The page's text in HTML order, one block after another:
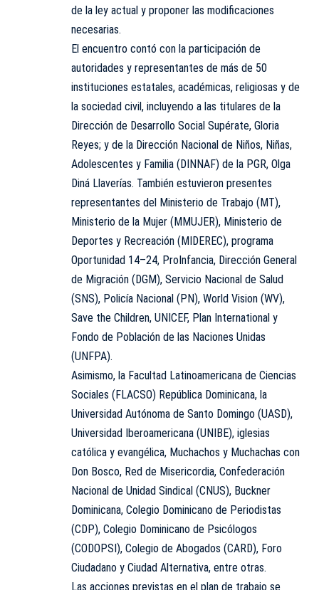
de la ley actual y proponer las modificaciones
necesarias.
El encuentro contó con la participación de
autoridades y representantes de más de 50
instituciones estatales, académicas, religiosas y de
la sociedad civil, incluyendo a las titulares de la
Dirección de Desarrollo Social Supérate, Gloria
Reyes; y de la Dirección Nacional de Niños, Niñas,
Adolescentes y Familia (DINNAF) de la PGR, Olga
Diná Llaverías. También estuvieron presentes
representantes del Ministerio de Trabajo (MT),
Ministerio de la Mujer (MMUJER), Ministerio de
Deportes y Recreación (MIDEREC), programa
Oportunidad 14–24, ProInfancia, Dirección General
de Migración (DGM), Servicio Nacional de Salud
(SNS), Policía Nacional (PN), World Vision (WV),
Save the Children, UNICEF, Plan International y
Fondo de Población de las Naciones Unidas
(UNFPA).
Asimismo, la Facultad Latinoamericana de Ciencias
Sociales (FLACSO) República Dominicana, la
Universidad Autónoma de Santo Domingo (UASD),
Universidad Iberoamericana (UNIBE), iglesias
católica y evangélica, Muchachos y Muchachas con
Don Bosco, Red de Misericordia, Confederación
Nacional de Unidad Sindical (CNUS), Buckner
Dominicana, Colegio Dominicano de Periodistas
(CDP), Colegio Dominicano de Psicólogos
(CODOPSI), Colegio de Abogados (CARD), Foro
Ciudadano y Ciudad Alternativa, entre otras.
Las acciones previstas en el plan de trabajo se